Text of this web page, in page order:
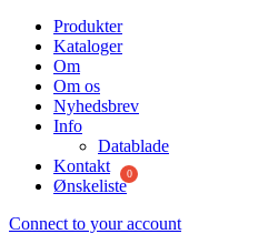
Produkter
Kataloger
Om
Om os
Nyhedsbrev
Info
Datablade
Kontakt
Ønskeliste
Connect to your account